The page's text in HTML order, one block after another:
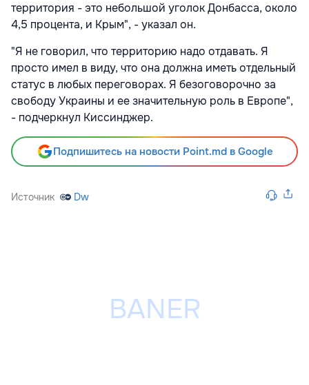
территория - это небольшой уголок Донбасса, около
4,5 процента, и Крым", - указал он.
"Я не говорил, что территорию надо отдавать. Я
просто имел в виду, что она должна иметь отдельный
статус в любых переговорах. Я безоговорочно за
свободу Украины и ее значительную роль в Европе",
- подчеркнул Киссинджер.
Подпишитесь на новости Point.md в Google
Источник Dw